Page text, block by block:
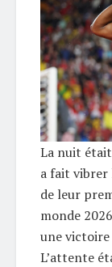
La nuit était
a fait vibrer
de leur
monde
une victoire
L’attente